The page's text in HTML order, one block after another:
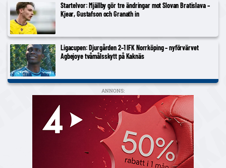
Startelvor: Mjällby gör tre ändringar mot Slovan Bratislava –
Kjear, Gustafson och Granath in
Ligacupen: Djurgården 2–1 IFK Norrköping – nyförvärvet
Agbejoye tvåmålsskytt på Kaknäs
ANNONS: